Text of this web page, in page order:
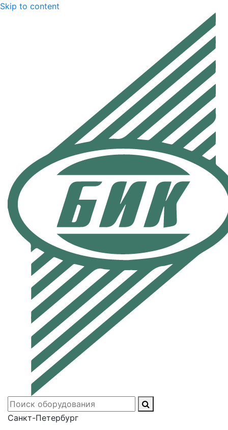
Skip to content
Санкт-Петербург